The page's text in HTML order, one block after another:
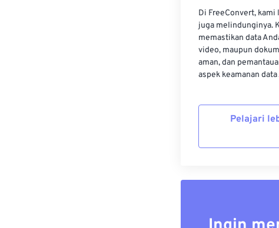
Di FreeConvert,
juga melindunginya.
memastikan data
video, maupun
aman, dan
aspek keamanan data
Pelajari